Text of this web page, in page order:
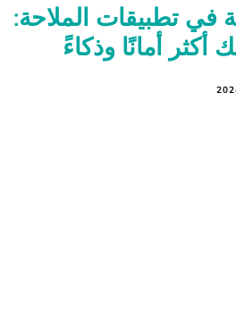
في تطبيقات الملاحة:
أمانًا وذكاءً